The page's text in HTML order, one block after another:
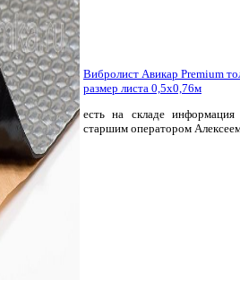
Вибролист Авикар Premium
размер листа 0,5х0,76м
есть на складе информация
старшим оператором